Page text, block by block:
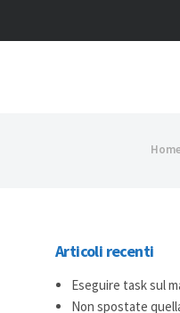
Articoli recenti
Eseguire task sul
Non spostate